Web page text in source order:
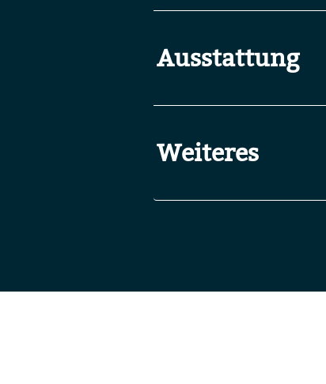
Ausstattung
Weiteres